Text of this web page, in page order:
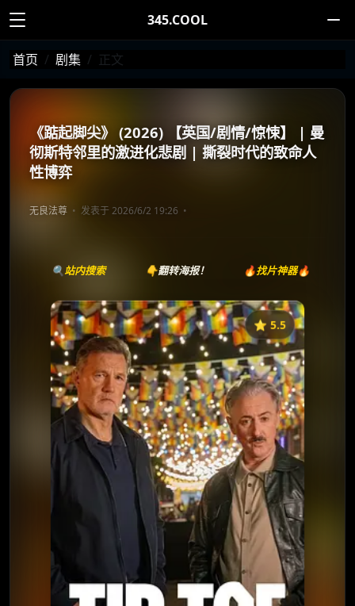
345.COOL
首页 剧集 正文
《踮起脚尖》 (2026) 【英国/剧情/惊悚】 | 曼
彻斯特邻里的激进化悲剧 | 撕裂时代的致命人
性博弈
无良法尊 发表于 2026/6/2 19:26
🔍站内搜索 👇翻转海报！ 🔥找片神器🔥
⭐️ 5.5
《踮起脚尖》
⭐
收藏
⭐️ 评分：5.5 | 🎬 2026年
✅ 已完结
夸克网盘